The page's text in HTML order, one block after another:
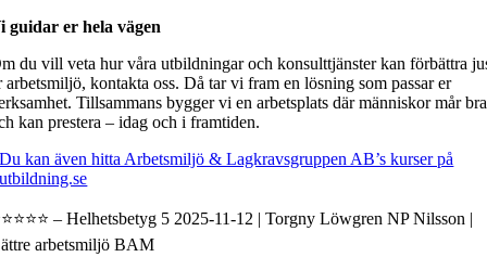
guidar er hela vägen
du vill veta hur våra utbildningar och konsulttjänster kan förbättra
arbetsmiljö, kontakta oss. Då tar vi fram en lösning som passar er
Tillsammans bygger vi en arbetsplats där människor mår bra
kan prestera – idag och i framtiden.
Du kan även hitta Arbetsmiljö & Lagkravsgruppen AB’s kurser på
utbildning.se
– Helhetsbetyg 5 2025-11-12 | Torgny Löwgren NP Nilsson |
arbetsmiljö BAM